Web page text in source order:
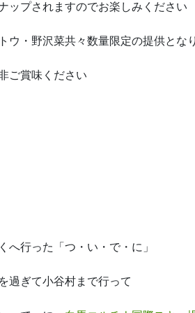
ップされますのでお楽しみください
ウ・野沢菜共々数量限定の提供とな
ご賞味ください
へ行った「つ・い・で・に」
過ぎて小谷村まで行って